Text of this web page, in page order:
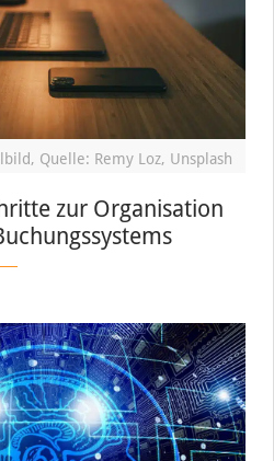
Quelle: Remy Loz, Unsplash
zur Organisation